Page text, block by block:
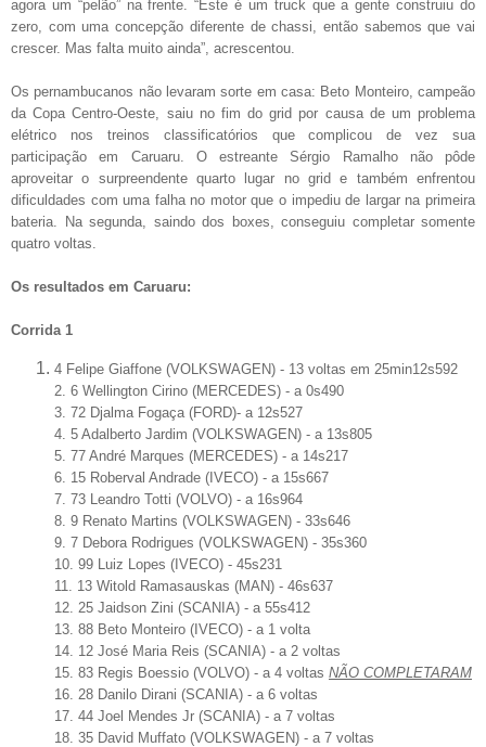
agora um “pelão” na frente. “Este é um truck que a gente construiu do
zero, com uma concepção diferente de chassi, então sabemos que vai
crescer. Mas falta muito ainda”, acrescentou.
Os pernambucanos não levaram sorte em casa: Beto Monteiro, campeão
da Copa Centro-Oeste, saiu no fim do grid por causa de um problema
elétrico nos treinos classificatórios que complicou de vez sua
participação em Caruaru. O estreante Sérgio Ramalho não pôde
aproveitar o surpreendente quarto lugar no grid e também enfrentou
dificuldades com uma falha no motor que o impediu de largar na primeira
bateria. Na segunda, saindo dos boxes, conseguiu completar somente
quatro voltas.
Os resultados em Caruaru:
Corrida 1
4 Felipe Giaffone (VOLKSWAGEN) - 13 voltas em 25min12s592
2. 6 Wellington Cirino (MERCEDES) - a 0s490
3. 72 Djalma Fogaça (FORD)- a 12s527
4. 5 Adalberto Jardim (VOLKSWAGEN) - a 13s805
5. 77 André Marques (MERCEDES) - a 14s217
6. 15 Roberval Andrade (IVECO) - a 15s667
7. 73 Leandro Totti (VOLVO) - a 16s964
8. 9 Renato Martins (VOLKSWAGEN) - 33s646
9. 7 Debora Rodrigues (VOLKSWAGEN) - 35s360
10. 99 Luiz Lopes (IVECO) - 45s231
11. 13 Witold Ramasauskas (MAN) - 46s637
12. 25 Jaidson Zini (SCANIA) - a 55s412
13. 88 Beto Monteiro (IVECO) - a 1 volta
14. 12 José Maria Reis (SCANIA) - a 2 voltas
15. 83 Regis Boessio (VOLVO) - a 4 voltas NÃO COMPLETARAM
16. 28 Danilo Dirani (SCANIA) - a 6 voltas
17. 44 Joel Mendes Jr (SCANIA) - a 7 voltas
18. 35 David Muffato (VOLKSWAGEN) - a 7 voltas